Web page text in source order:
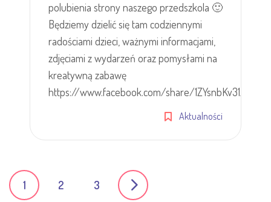
polubienia strony naszego przedszkola 🙂
Będziemy dzielić się tam codziennymi
radościami dzieci, ważnymi informacjami,
zdjęciami z wydarzeń oraz pomysłami na
kreatywną zabawę
https://www.facebook.com/share/1ZYsnbKv31/
Aktualności
P
1 2 3